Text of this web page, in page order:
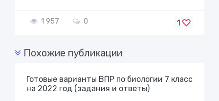
1 957 0 1
Похожие публикации
Готовые варианты ВПР по биологии 7 класс
на 2022 год (задания и ответы)